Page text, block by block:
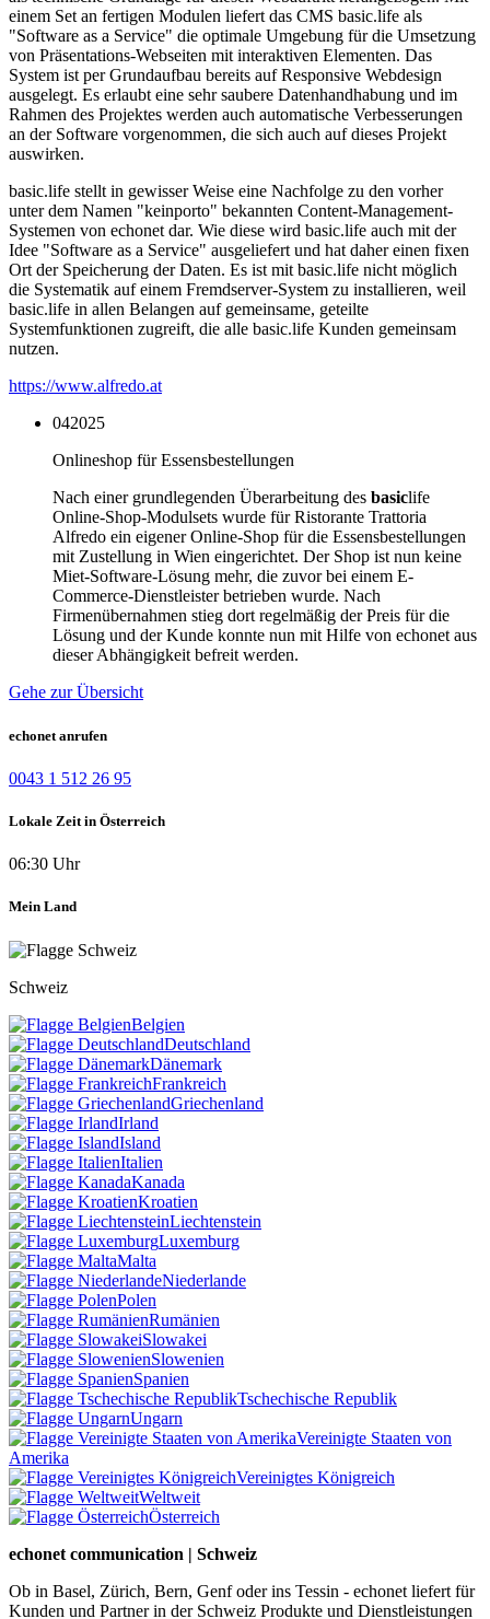
einem Set an fertigen Modulen liefert das CMS basic.life als
"Software as a Service" die optimale Umgebung für die Umsetzung
von Präsentations-Webseiten mit interaktiven Elementen. Das
System ist per Grundaufbau bereits auf Responsive Webdesign
ausgelegt. Es erlaubt eine sehr saubere Datenhandhabung und im
Rahmen des Projektes werden auch automatische Verbesserungen
an der Software vorgenommen, die sich auch auf dieses Projekt
auswirken.
basic.life stellt in gewisser Weise eine Nachfolge zu den vorher
unter dem Namen "keinporto" bekannten Content-Management-
Systemen von echonet dar. Wie diese wird basic.life auch mit der
Idee "Software as a Service" ausgeliefert und hat daher einen fixen
Ort der Speicherung der Daten. Es ist mit basic.life nicht möglich
die Systematik auf einem Fremdserver-System zu installieren, weil
basic.life in allen Belangen auf gemeinsame, geteilte
Systemfunktionen zugreift, die alle basic.life Kunden gemeinsam
nutzen.
https://www.alfredo.at
042025
Onlineshop für Essensbestellungen
Nach einer grundlegenden Überarbeitung des basiclife
Online-Shop-Modulsets wurde für Ristorante Trattoria
Alfredo ein eigener Online-Shop für die Essensbestellungen
mit Zustellung in Wien eingerichtet. Der Shop ist nun keine
Miet-Software-Lösung mehr, die zuvor bei einem E-
Commerce-Dienstleister betrieben wurde. Nach
Firmenübernahmen stieg dort regelmäßig der Preis für die
Lösung und der Kunde konnte nun mit Hilfe von echonet aus
dieser Abhängigkeit befreit werden.
Gehe zur Übersicht
echonet anrufen
0043 1 512 26 95
Lokale Zeit in Österreich
06:30 Uhr
Mein Land
Schweiz
Belgien
Deutschland
Dänemark
Frankreich
Griechenland
Irland
Island
Italien
Kanada
Kroatien
Liechtenstein
Luxemburg
Malta
Niederlande
Polen
Rumänien
Slowakei
Slowenien
Spanien
Tschechische Republik
Ungarn
Vereinigte Staaten von
Amerika
Vereinigtes Königreich
Weltweit
Österreich
echonet communication | Schweiz
Ob in Basel, Zürich, Bern, Genf oder ins Tessin - echonet liefert für
Kunden und Partner in der Schweiz Produkte und Dienstleistungen